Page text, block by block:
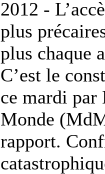
2012 -
plus
plus chaque
C’est le
ce mardi par
Monde
rapport.